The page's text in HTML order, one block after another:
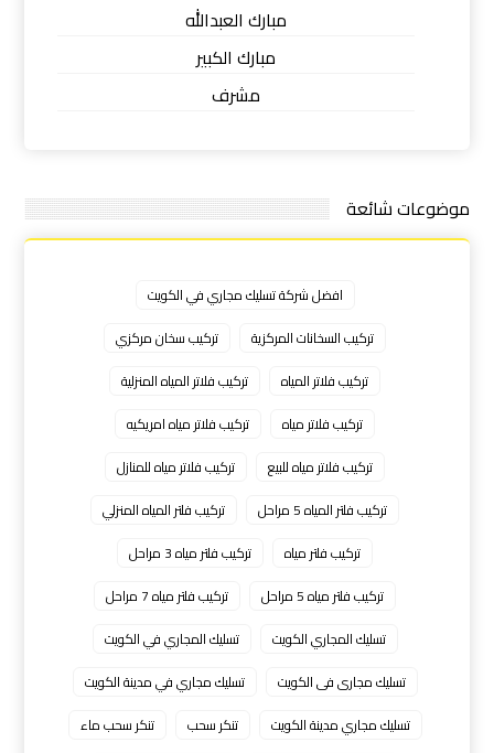
مبارك العبدالله
مبارك الكبير
مشرف
موضوعات شائعة
افضل شركة تسليك مجاري في الكويت
تركيب السخانات المركزية
تركيب سخان مركزي
تركيب فلاتر المياه
تركيب فلاتر المياه المنزلية
تركيب فلاتر مياه
تركيب فلاتر مياه امريكيه
تركيب فلاتر مياه للبيع
تركيب فلاتر مياه للمنازل
تركيب فلتر المياه 5 مراحل
تركيب فلتر المياه المنزلي
تركيب فلتر مياه
تركيب فلتر مياه 3 مراحل
تركيب فلتر مياه 5 مراحل
تركيب فلتر مياه 7 مراحل
تسليك المجاري الكويت
تسليك المجاري في الكويت
تسليك مجارى فى الكويت
تسليك مجاري في مدينة الكويت
تسليك مجاري مدينة الكويت
تنكر سحب
تنكر سحب ماء